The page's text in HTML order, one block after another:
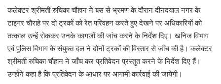
कलेक्टर श्रीमती रुचिका चौहान ने बस से भ्रमण के दौरान दीनदयाल नगर के
टाइगर चौराहे पर दो ट्रकों को रेत परिवहन करते हुए देखने पर अधिकारियों को
तत्काल उन्हें रोककर उनके कागजों की जांच करने के निर्देश दिए। खनिज विभाग
एवं पुलिस विभाग के संयुक्त दल ने दोनों ट्रकों की विस्तार से जाँच की है। कलेक्टर
श्रीमती रुचिका चौहान ने जाँच कर प्रतिवेदन प्रस्तुत करने के निर्देश दिए हैं।
उन्होंने कहा है कि प्रतिवेदन के आधार पर आगामी कार्रवाई की जायेगी।